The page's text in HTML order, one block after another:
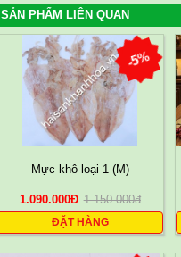
SẢN PHẨM LIÊN QUAN
-5%
Mực khô loại 1 (M)
1.090.000Đ 1.150.000đ
ĐẶT HÀNG